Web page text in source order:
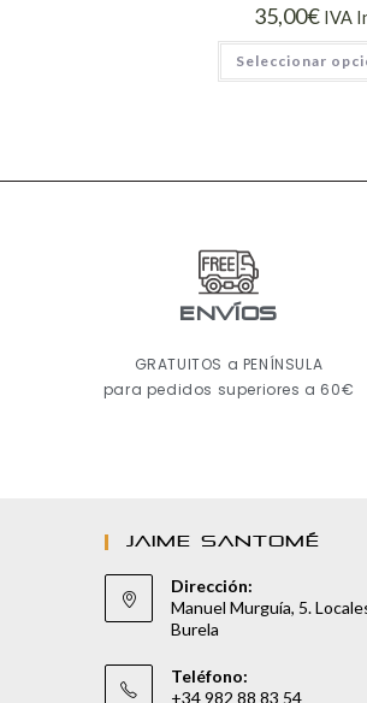
35,00€ IVA
Seleccionar
ENVÍOS
GRATUITOS a PENÍNSULA
para pedidos superiores a 60€
JAIME SANTOMÉ
Dirección:
Manuel Murguía, 5.
Burela
Teléfono:
+34 982 88 83 54